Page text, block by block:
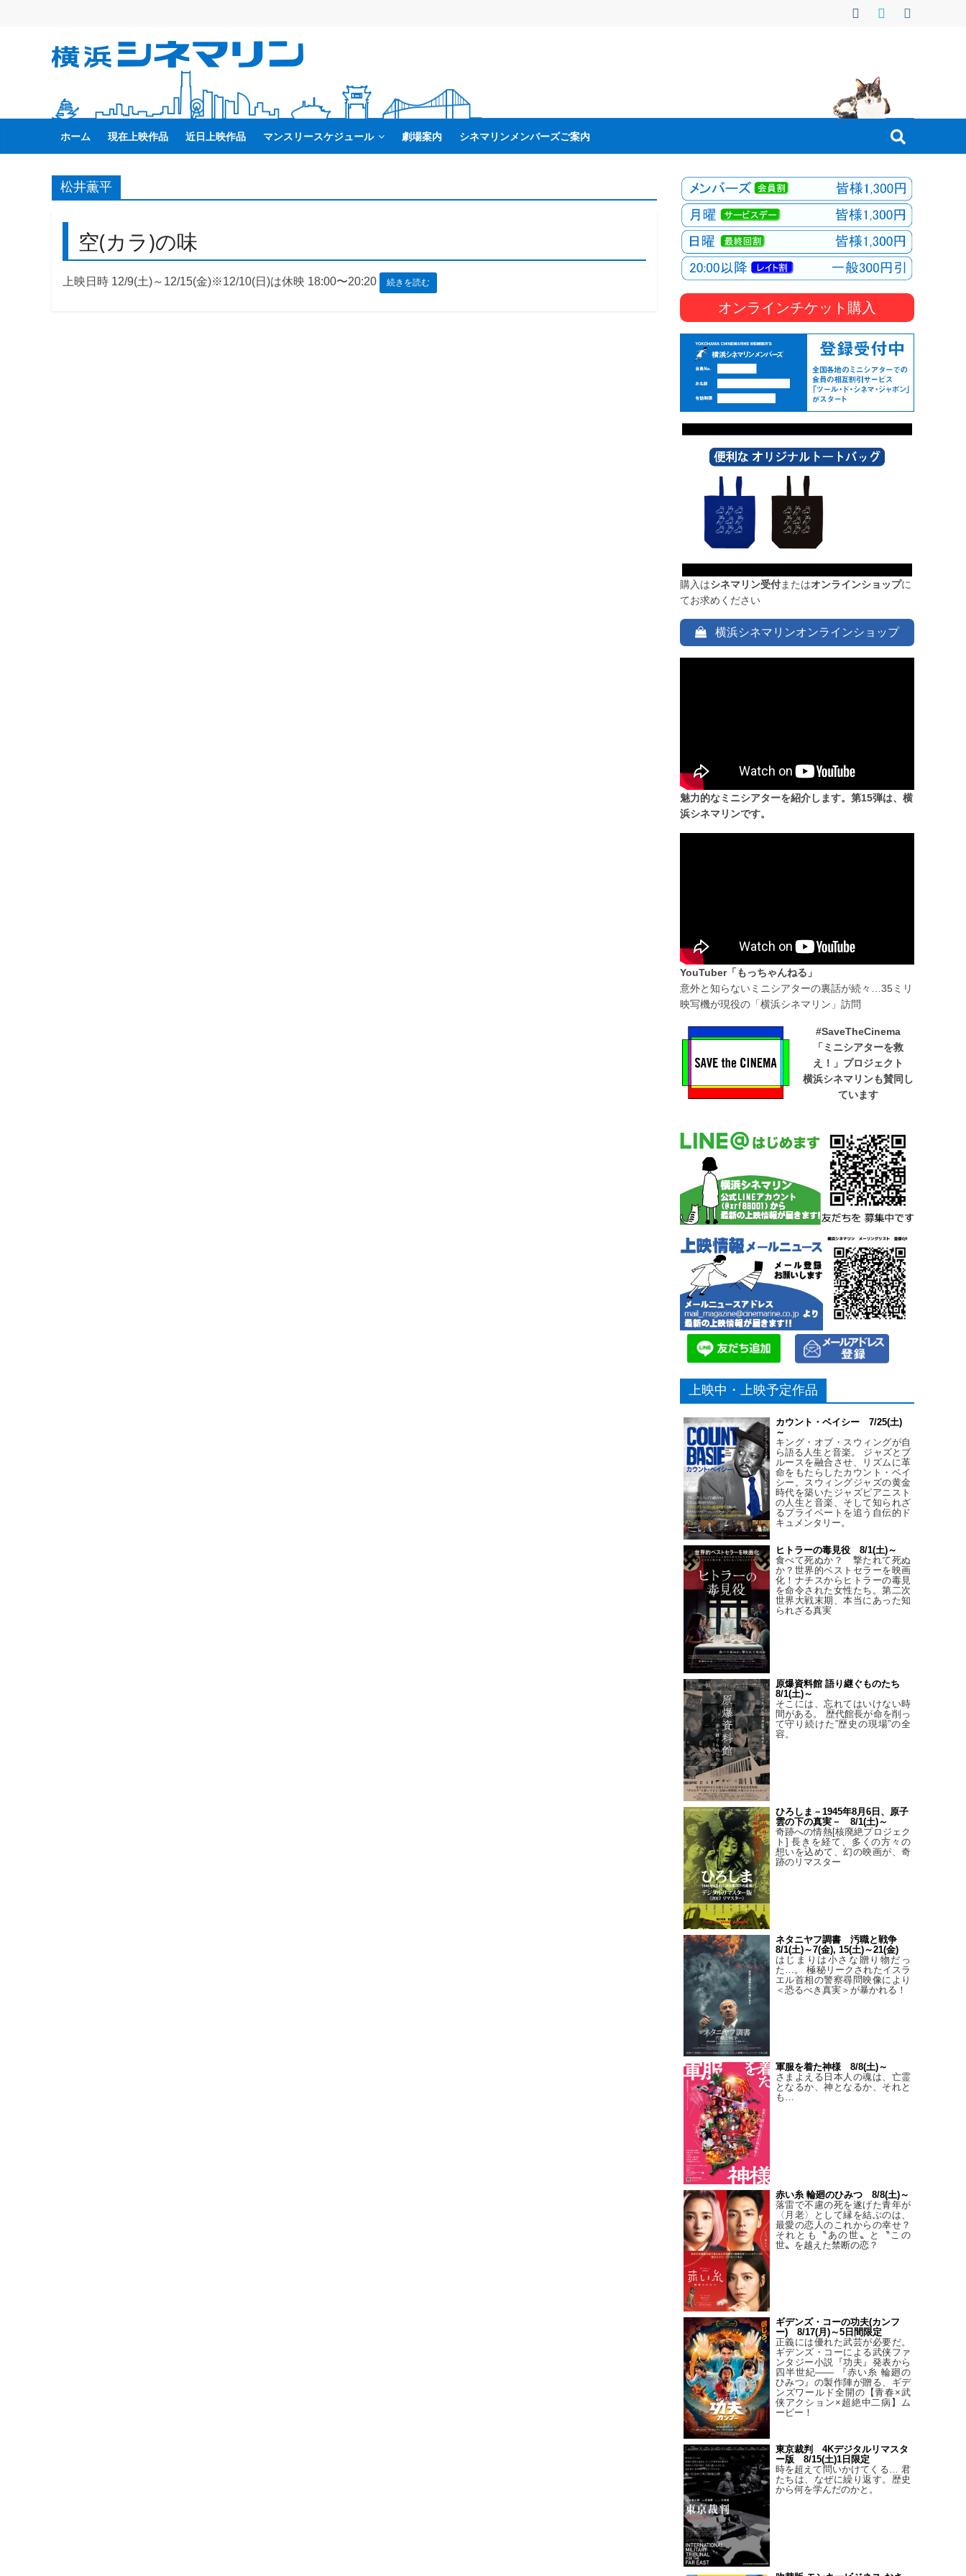
ス
ッ
横
浜
シ
ネ
マ
リ
ホーム 現在上映作品 近日上映作品 マンスリースケジュール 劇場案内 シネマリンメンバーズご案内
松井薫平
空(カラ)の味
上映日時 12/9(土)～12/15(金)※12/10(日)は休映 18:00〜20:20 続きを読む
オンラインチケット購入
購入はシネマリン受付またはオンラインショップに
てお求めください
横浜シネマリンオンラインショップ
魅力的なミニシアターを紹介します。第15弾は、横
浜シネマリンです。
YouTuber「もっちゃんねる」
意外と知らないミニシアターの裏話が続々…35ミリ
映写機が現役の「横浜シネマリン」訪問
#SaveTheCinema
「ミニシアターを救
え！」プロジェクト
横浜シネマリンも賛同し
ています
上映中・上映予定作品
カウント・ベイシー 7/25(土)
～
キング・オブ・スウィングが自
ら語る人生と音楽。 ジャズとブ
ルースを融合させ、リズムに革
命をもたらしたカウント・ベイ
シー。スウィングジャズの黄金
時代を築いたジャズピアニスト
の人生と音楽、そして知られざ
るプライベートを追う自伝的ド
キュメンタリー。
ヒトラーの毒見役 8/1(土)～
食べて死ぬか？ 撃たれて死ぬ
か？世界的ベストセラーを映画
化！ナチスからヒトラーの毒見
を命令された女性たち。第二次
世界大戦末期、本当にあった知
られざる真実
原爆資料館 語り継ぐものたち
8/1(土)～
そこには、忘れてはいけない時
間がある。 歴代館長が命を削っ
て守り続けた”歴史の現場”の全
容。
ひろしま－1945年8月6日、原子
雲の下の真実－ 8/1(土)～
奇跡への情熱[核廃絶プロジェク
ト] 長きを経て、多くの方々の
想いを込めて、幻の映画が、奇
跡のリマスター
ネタニヤフ調書 汚職と戦争
8/1(土)～7(金), 15(土)～21(金)
はじまりは小さな贈り物だっ
た…。 極秘リークされたイスラ
エル首相の警察尋問映像により
＜恐るべき真実＞が暴かれる！
軍服を着た神様 8/8(土)～
さまよえる日本人の魂は、亡霊
となるか、神となるか、それと
も…
赤い糸 輪廻のひみつ 8/8(土)～
落雷で不慮の死を遂げた青年が
〈月老〉として縁を結ぶのは、
最愛の恋人のこれからの幸せ？
それとも〝あの世〟と〝この
世〟を越えた禁断の恋？
ギデンズ・コーの功夫(カンフ
ー) 8/17(月)～5日間限定
正義には優れた武芸が必要だ。
ギデンズ・コーによる武侠ファ
ンタジー小説『功夫』発表から
四半世紀―― 『赤い糸 輪廻の
ひみつ』の製作陣が贈る、ギデ
ンズワールド全開の【青春×武
侠アクション×超絶中二病】ム
ービー！
東京裁判 4Kデジタルリマスタ
ー版 8/15(土)1日限定
時を超えて問いかけてくる… 君
たちは、なぜに繰り返す。歴史
から何を学んだのかと。